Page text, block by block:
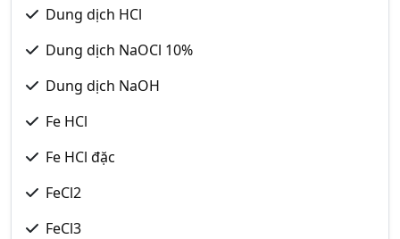
Dung dịch HCl
Dung dịch NaOCl 10%
Dung dịch NaOH
Fe HCl
Fe HCl đặc
FeCl2
FeCl3